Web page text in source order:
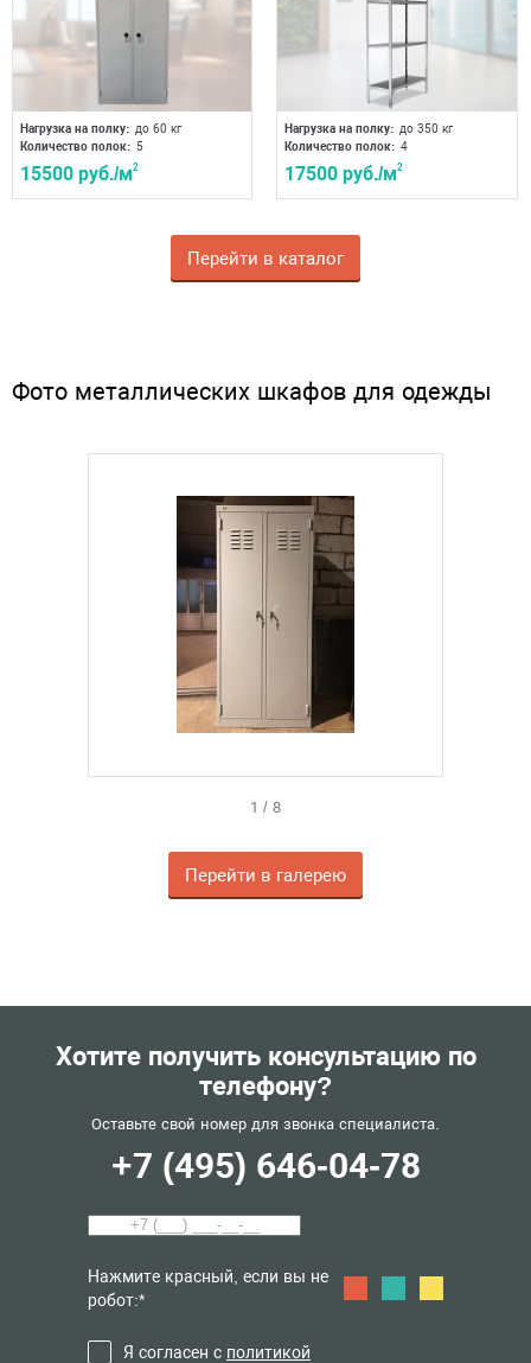
Нагрузка на полку: до 60 кг
Количество полок: 5
15500 руб./м2
Нагрузка на полку: до 350 кг
Количество полок: 4
17500 руб./м2
Перейти в каталог
Фото металлических шкафов для одежды
1 / 8
Перейти в галерею
Хотите получить консультацию по
телефону?
Оставьте свой номер для звонка специалиста.
+7 (495) 646-04-78
Нажмите красный, если вы не
робот:*
Я согласен с политикой